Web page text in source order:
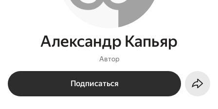
Александр Капьяр
Автор
Подписаться